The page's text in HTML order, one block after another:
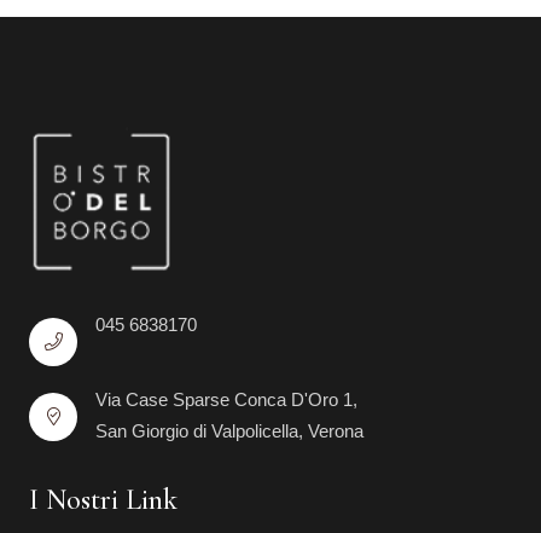
045 6838170
Via Case Sparse Conca D'Oro 1,
San Giorgio di Valpolicella, Verona
I Nostri Link